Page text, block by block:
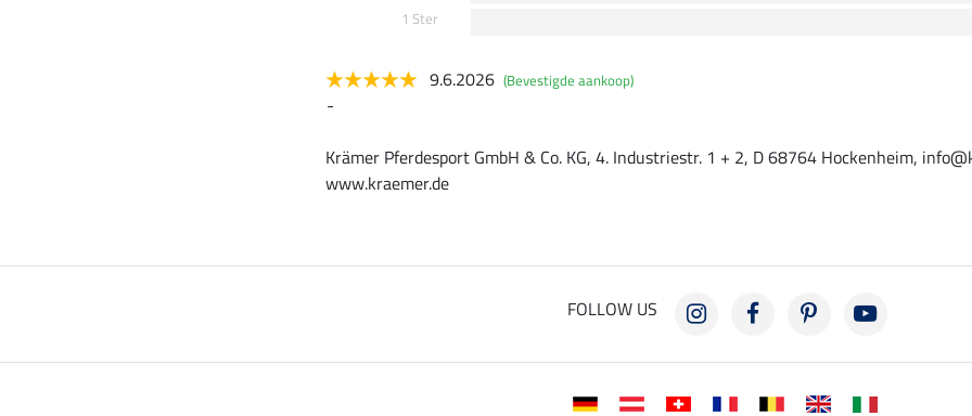
1 Ster
9.6.2026 (Bevestigde aankoop)
-
Krämer Pferdesport GmbH & Co. KG, 4. Industriestr. 1 + 2, D 68764 Hockenheim,
www.kraemer.de
FOLLOW US